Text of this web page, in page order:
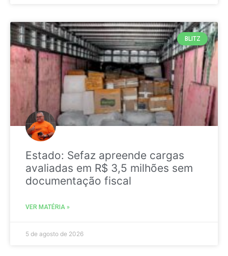
BLITZ
Estado: Sefaz apreende cargas
avaliadas em R$ 3,5 milhões sem
documentação fiscal
VER MATÉRIA »
5 de agosto de 2026